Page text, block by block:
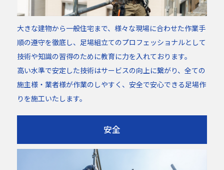
大きな建物から一般住宅まで、様々な現場に合わせた作業手
順の遵守を徹底し、足場組立てのプロフェッショナルとして
技術や知識の習得のために教育に力を入れております。
高い水準で安定した技術はサービスの向上に繋がり、全ての
施主様・業者様が作業のしやすく、安全で安心できる足場作
りを施工いたします。
安全